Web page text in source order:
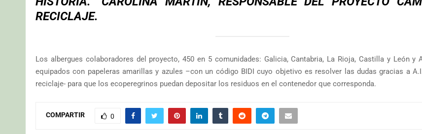
RECICLAJE.
Los albergues colaboradores del proyecto, 450 en 5 comunidades: Galicia, Cantabria, La Rioja, Castilla y León y
equipados con papeleras amarillas y azules –con un código BIDI cuyo objetivo es resolver las dudas gracias a
reciclaje- para que los ecoperegrinos puedan depositar los residuos en el contenedor que corresponda.
COMPARTIR 0